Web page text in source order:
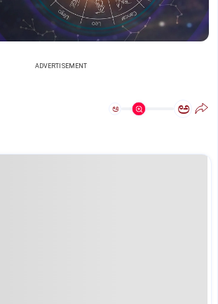
ADVERTISEMENT
ಅ ಅ